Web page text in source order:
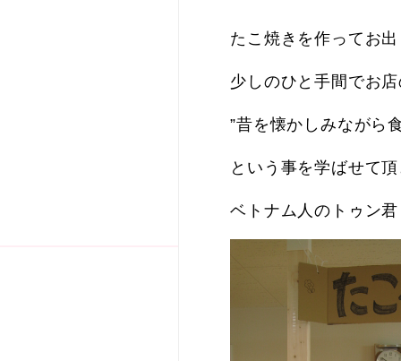
たこ焼きを作ってお
少しのひと手間でお
”昔を懐かしみながら
という事を学ばせて
ベトナム人のトゥン